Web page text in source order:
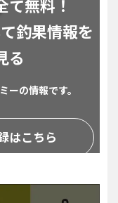
て無料！
釣果情報を
る
ーの情報です。
はこちら